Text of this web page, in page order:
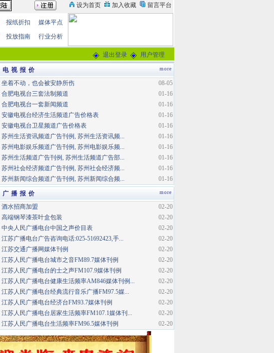
报纸折扣
媒体平点
投放指南 行业分析
退出登录 用户管理
more
电 视 报 价
08-05
坐着不动，也会被安静所伤
01-16
合肥电视台三套法制频道
01-16
合肥电视台一套新闻频道
01-16
安徽电视台经济生活频道广告价格表
01-16
安徽电视台卫星频道广告价格表
01-16
苏州生活资讯频道广告刊例, 苏州生活资讯频...
01-16
苏州电影娱乐频道广告刊例, 苏州电影娱乐频...
01-16
苏州生活频道广告刊例, 苏州生活频道广告部...
01-16
苏州社会经济频道广告刊例, 苏州社会经济频...
01-16
苏州新闻综合频道广告刊例, 苏州新闻综合频...
more
广 播 报 价
02-20
酒水招商加盟
02-20
高端钢琴漆茶叶盒包装
02-20
中央人民广播电台中国之声价目表
02-20
江苏广播电台广告咨询电话:025-51692423,手...
02-20
江苏交通广播网媒体刊例
02-20
江苏人民广播电台城市之音FM89.7媒体刊例
02-20
江苏人民广播电台的士之声FM107.9媒体刊例
02-20
江苏人民广播电台健康生活频率AM846媒体刊例...
02-20
江苏人民广播电台经典流行音乐广播FM97.5媒...
02-20
江苏人民广播电台经济台FM93.7媒体刊例
02-20
江苏人民广播电台居家生活频率FM107.1媒体刊...
02-20
江苏人民广播电台生活频率FM96.5媒体刊例